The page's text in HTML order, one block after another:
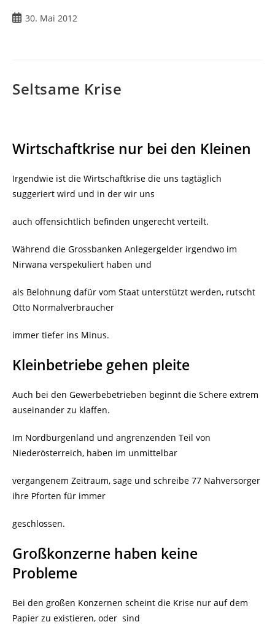
Beitrag
30. Mai 2012
Seltsame Krise
Wirtschaftkrise nur bei den Kleinen
Irgendwie ist die Wirtschaftkrise die uns tagtäglich
suggeriert wird und in der wir uns
auch offensichtlich befinden ungerecht verteilt.
Während die Grossbanken Anlegergelder irgendwo im
Nirwana verspekuliert haben und
als Belohnung dafür vom Staat unterstützt werden, rutscht
Otto Normalverbraucher
immer tiefer ins Minus.
Kleinbetriebe gehen pleite
Auch bei den Gewerbebetrieben beginnt die Schere extrem
auseinander zu klaffen.
Im Nordburgenland und angrenzenden Teil von
Niederösterreich, haben im unmittelbar
vergangenem Zeitraum, sage und schreibe 77 Nahversorger
ihre Pforten für immer
geschlossen.
Großkonzerne haben keine
Probleme
Bei den großen Konzernen scheint die Krise nur auf dem
Papier zu existieren, oder sind